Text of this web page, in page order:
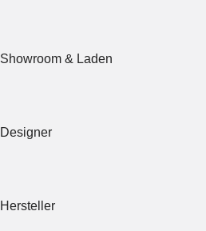
Showroom & Laden
Designer
Hersteller